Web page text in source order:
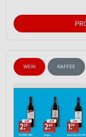
WEIN KAFFEE